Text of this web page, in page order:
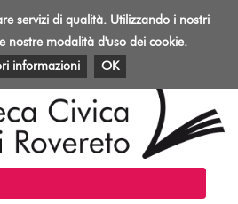
Toggle
PATRIMONIO E RISORSE
servizi di qualità. Utilizzando i nostri
nostre modalità d'uso dei cookie.
informazioni
OK